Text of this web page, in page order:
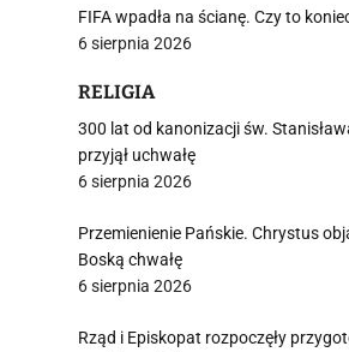
FIFA wpadła na ścianę. Czy to
6 sierpnia 2026
RELIGIA
300 lat od kanonizacji św.
przyjął uchwałę
6 sierpnia 2026
Przemienienie Pańskie. Chrystus
Boską chwałę
6 sierpnia 2026
Rząd i Episkopat rozpoczęły